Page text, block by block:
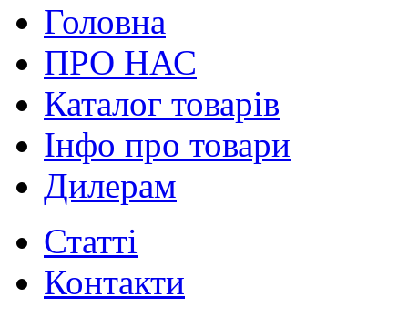
Головна
ПРО НАС
Каталог товарів
Інфо про товари
Дилерам
Статті
Контакти